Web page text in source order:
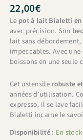
22,00€
Le pot à lait Bialetti en
avec précision. Son
lait sans
impeccables. Avec une
boissons en une seule
Cet ustensilerobuste
années d’utilisation.
expresso, il se lave
Bialetti incarne le
Disponibilité : En stock